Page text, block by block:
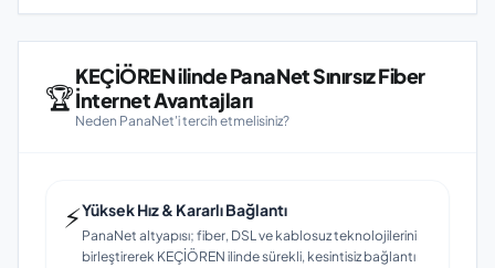
🏆
KEÇİÖREN ilinde PanaNet Sınırsız Fiber
İnternet Avantajları
Neden PanaNet'i tercih etmelisiniz?
⚡Yüksek Hız & Kararlı Bağlantı
PanaNet altyapısı; fiber, DSL ve kablosuz teknolojilerini
birleştirerek KEÇİÖREN ilinde sürekli, kesintisiz bağlantı